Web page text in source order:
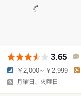
3.65
￥2,000～￥2,999
月曜日、火曜日